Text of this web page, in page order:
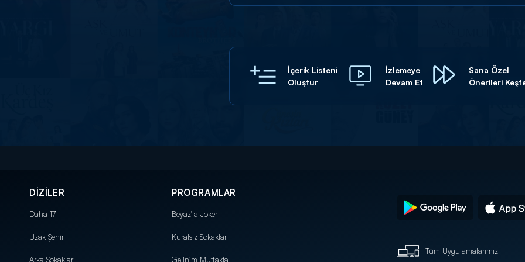
İçerik Listeni
Oluştur
İzlemeye
Devam Et
Sana Özel
Önerileri
DİZİLER
Daha 17
Uzak Şehir
Arka Sokaklar
PROGRAMLAR
Beyaz'la Joker
Kuralsız Sokaklar
Gelinim Mutfakta
Tüm Uygulamalarımız